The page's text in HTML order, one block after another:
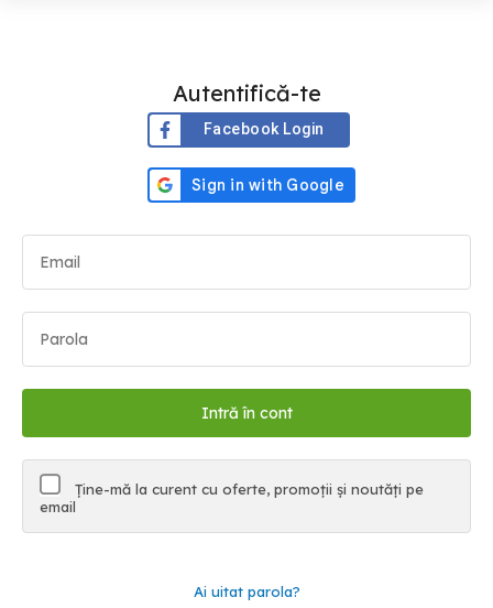
Autentifică-te
Facebook Login
Ține-mă la curent cu oferte, promoții și noutăți pe
email
Ai uitat parola?